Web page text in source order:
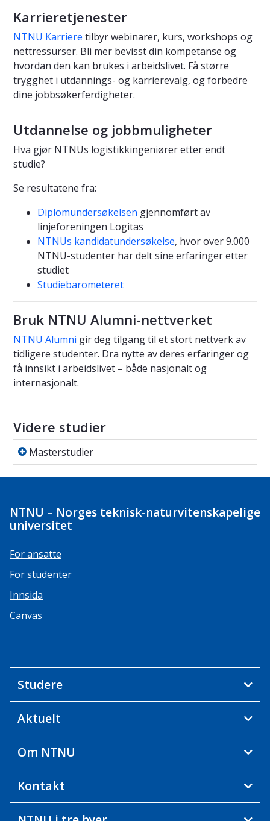
Karrieretjenester
NTNU Karriere tilbyr webinarer, kurs, workshops og
nettressurser. Bli mer bevisst din kompetanse og
hvordan den kan brukes i arbeidslivet. Få større
trygghet i utdannings- og karrierevalg, og forbedre
dine jobbsøkerferdigheter.
Utdannelse og jobbmuligheter
Hva gjør NTNUs logistikkingeniører etter endt
studie?
Se resultatene fra:
Diplomundersøkelsen gjennomført av
linjeforeningen Logitas
NTNUs kandidatundersøkelse, hvor over 9.000
NTNU-studenter har delt sine erfaringer etter
studiet
Studiebarometeret
Bruk NTNU Alumni-nettverket
NTNU Alumni gir deg tilgang til et stort nettverk av
tidligere studenter. Dra nytte av deres erfaringer og
få innsikt i arbeidslivet – både nasjonalt og
internasjonalt.
Videre studier
Masterstudier
Masterstudier
NTNU – Norges teknisk-naturvitenskapelige
universitet
For ansatte
For studenter
Innsida
Canvas
Studere
Aktuelt
Om NTNU
Kontakt